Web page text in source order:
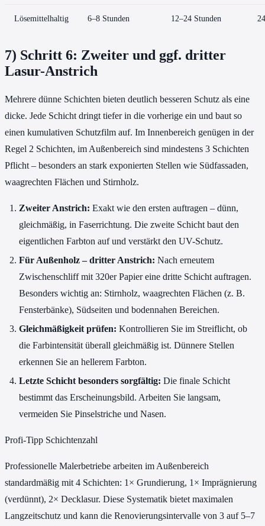
Lösemittelhaltig 6–8 Stunden 12–24 Stunden
7) Schritt 6: Zweiter und ggf. dritter
Lasur-Anstrich
Mehrere dünne Schichten bieten deutlich besseren Schutz als eine
dicke. Jede Schicht dringt tiefer in die vorherige ein und baut so
einen kumulativen Schutzfilm auf. Im Innenbereich genügen in der
Regel 2 Schichten, im Außenbereich sind mindestens 3 Schichten
Pflicht – besonders an stark exponierten Stellen wie Südfassaden,
waagrechten Flächen und Stirnholz.
Zweiter Anstrich: Exakt wie den ersten auftragen – dünn,
gleichmäßig, in Faserrichtung. Die zweite Schicht baut den
eigentlichen Farbton auf und verstärkt den UV-Schutz.
Für Außenholz – dritter Anstrich: Nach erneutem
Zwischenschliff mit 320er Papier eine dritte Schicht auftragen.
Besonders wichtig an: Stirnholz, waagrechten Flächen (z. B.
Fensterbänke), Südseiten und bodennahen Bereichen.
Gleichmäßigkeit prüfen: Kontrollieren Sie im Streiflicht, ob
die Farbintensität überall gleichmäßig ist. Dünnere Stellen
erkennen Sie an hellerem Farbton.
Letzte Schicht besonders sorgfältig: Die finale Schicht
bestimmt das Erscheinungsbild. Arbeiten Sie langsam,
vermeiden Sie Pinselstriche und Nasen.
Profi-Tipp Schichtenzahl
Professionelle Malerbetriebe arbeiten im Außenbereich
standardmäßig mit 4 Schichten: 1× Grundierung, 1× Imprägnierung
(verdünnt), 2× Decklasur. Diese Systematik bietet maximalen
Langzeitschutz und kann die Renovierungsintervalle von 3 auf 5–7